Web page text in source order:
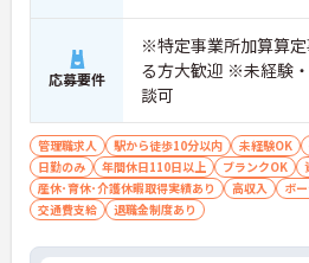
応募要件
※特定事業所加算算
る方大歓迎 ※未経験
談可
管理職求人 駅から徒歩10分以内 未経験OK
日勤のみ
年間休日110日以上 ブランクOK
産休･育休･介護休暇取得実績あり
高収入 ボ
交通費支給
退職金制度あり